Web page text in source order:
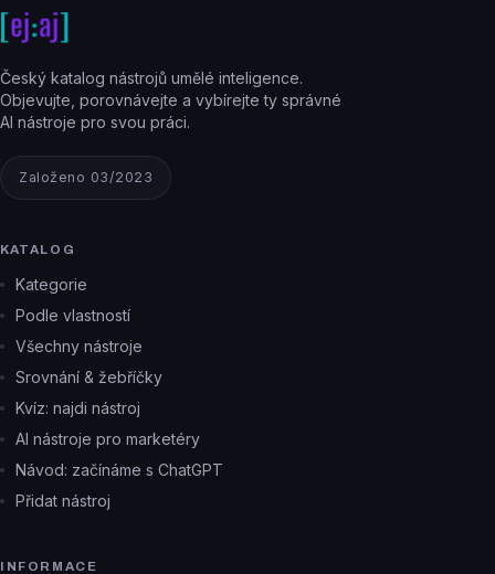
Český katalog nástrojů umělé inteligence.
Objevujte, porovnávejte a vybírejte ty správné
AI nástroje pro svou práci.
Založeno 03/2023
KATALOG
Kategorie
Podle vlastností
Všechny nástroje
Srovnání & žebříčky
Kvíz: najdi nástroj
AI nástroje pro marketéry
Návod: začínáme s ChatGPT
Přidat nástroj
INFORMACE